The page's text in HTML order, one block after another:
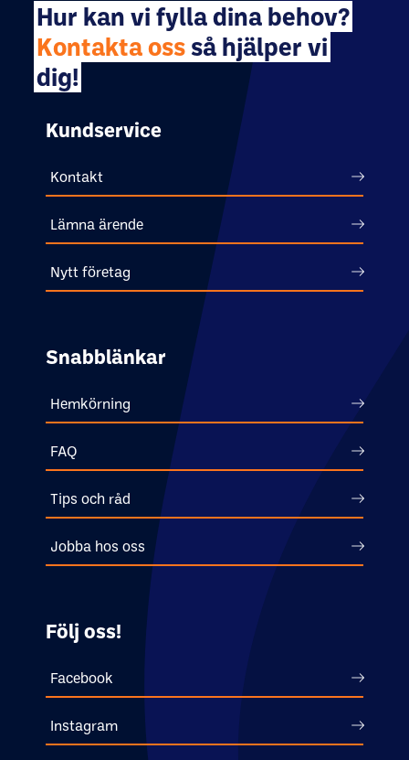
Hur kan vi fylla dina behov?
Kontakta oss så hjälper vi
dig!
Kundservice
Kontakt
Lämna ärende
Nytt företag
Snabblänkar
Hemkörning
FAQ
Tips och råd
Jobba hos oss
Följ oss!
Facebook
Instagram